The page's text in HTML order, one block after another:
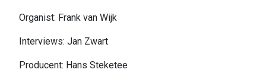
Organist: Frank van Wijk
Interviews: Jan Zwart
Producent: Hans Steketee